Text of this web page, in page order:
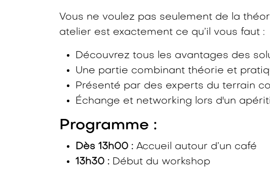
Vous ne voulez pas seulement de la
atelier est exactement ce qu’il vous faut :
Découvrez tous les avantages des
Une partie combinant théorie et
Présenté par des experts du terrain
Échange et networking lors d'un
Programme :
Dès 13h00 : Accueil autour d’un café
13h30 : Début du workshop